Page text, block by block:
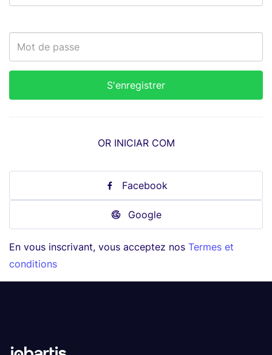
OR INICIAR COM
Facebook
Google
En vous inscrivant, vous acceptez nos Termes et
conditions